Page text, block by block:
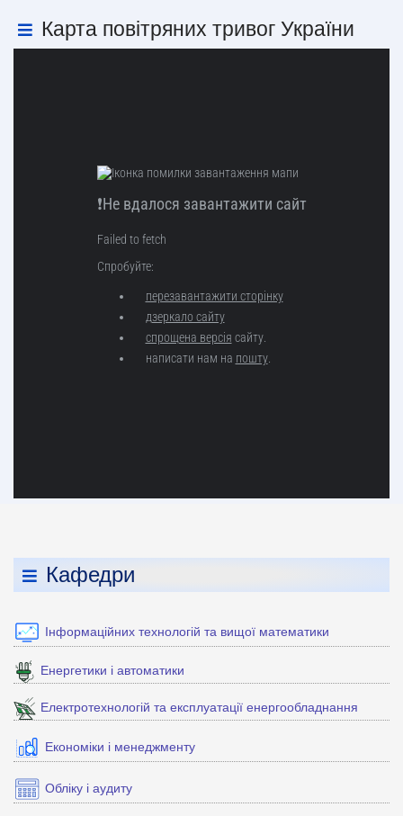
Карта повітряних тривог України
Кафедри
Інформаційних технологій та вищої математики
Енергетики і автоматики
Електротехнологій та експлуатації енергообладнання
Економіки і менеджменту
Обліку і аудиту